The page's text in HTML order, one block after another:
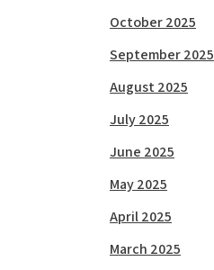
October 2025
September 2025
August 2025
July 2025
June 2025
May 2025
April 2025
March 2025